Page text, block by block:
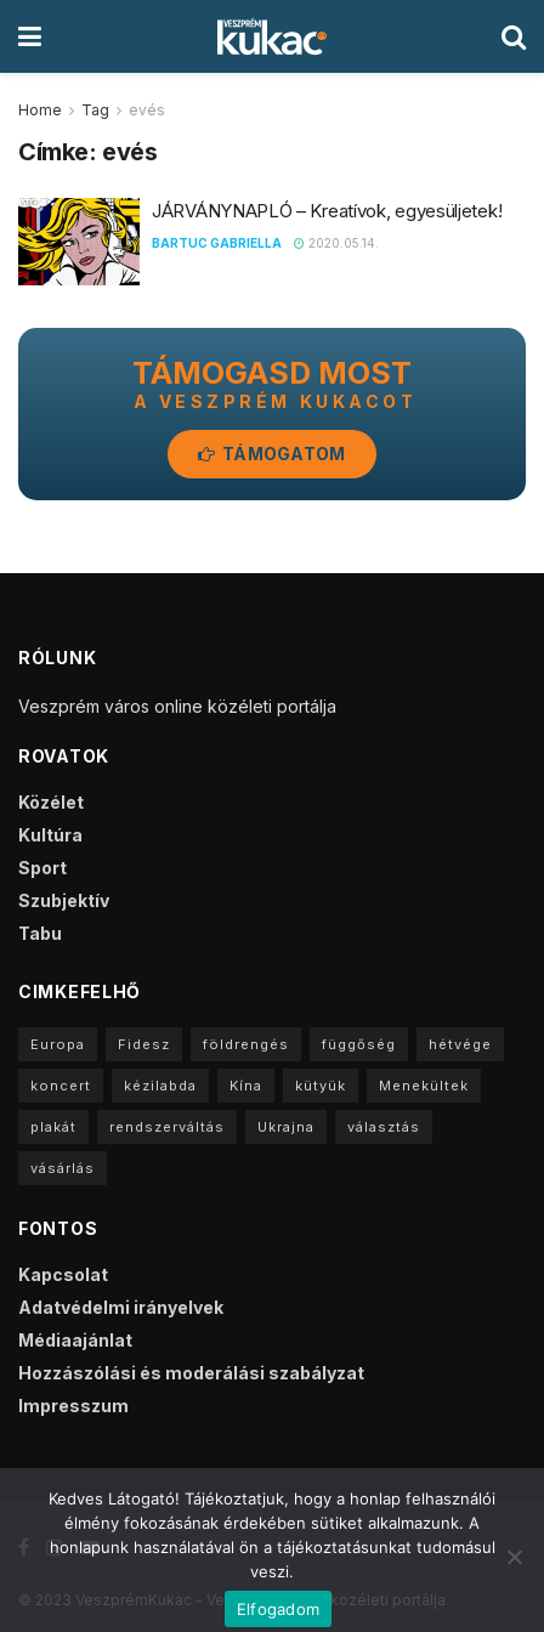
Home Tag evés
Címke: evés
JÁRVÁNYNAPLÓ – Kreatívok, egyesüljetek!
BARTUC GABRIELLA 2020.05.14.
TÁMOGASD MOST
A VESZPRÉM KUKACOT
TÁMOGATOM
RÓLUNK
Veszprém város online közéleti portálja
ROVATOK
Közélet
Kultúra
Sport
Szubjektív
Tabu
CIMKEFELHŐ
Europa Fidesz földrengés függőség hétvége
koncert kézilabda Kína kütyük Menekültek
plakát rendszerváltás Ukrajna választás
vásárlás
FONTOS
Kapcsolat
Adatvédelmi irányelvek
Médiaajánlat
Hozzászólási és moderálási szabályzat
Impresszum
© 2023 VeszprémKukac - Veszprém online közéleti portálja
Kedves Látogató! Tájékoztatjuk, hogy a honlap felhasználói
élmény fokozásának érdekében sütiket alkalmazunk. A
honlapunk használatával ön a tájékoztatásunkat tudomásul
veszi.
Elfogadom